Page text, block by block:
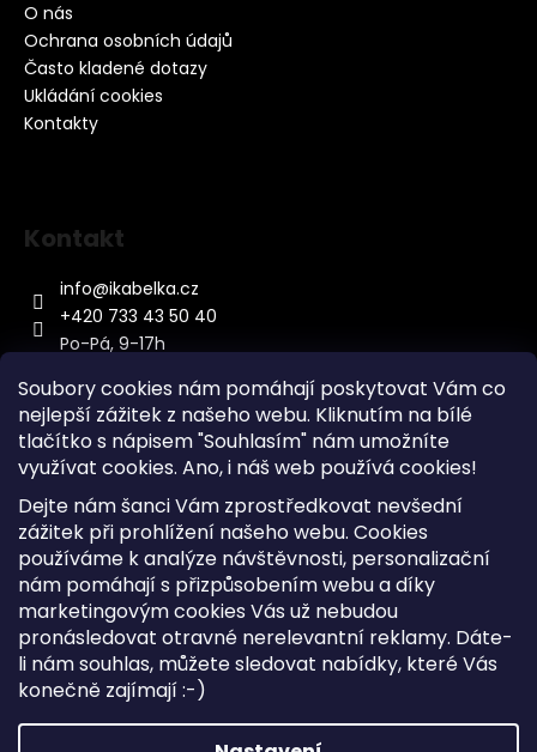
Soubory cookies nám pomáhají poskytovat Vám co
nejlepší zážitek z našeho webu. Kliknutím na bílé
tlačítko s nápisem "Souhlasím" nám umožníte
využívat cookies. Ano, i náš web používá cookies!
Dejte nám šanci Vám zprostředkovat nevšední
zážitek při prohlížení našeho webu. Cookies
používáme k analýze návštěvnosti, personalizační
nám pomáhají s přizpůsobením webu a díky
marketingovým cookies Vás už nebudou
pronásledovat otravné nerelevantní reklamy. Dáte-
li nám souhlas, můžete sledovat nabídky, které Vás
konečně zajímají :-)
O nás
Ochrana osobních údajů
Často kladené dotazy
Ukládání cookies
Kontakty
Kontakt
info@ikabelka.cz
+420 733 43 50 40
Po-Pá, 9-17h
Kontakt
Sitemap
Doprava a Platba
Reklamace Zboží
Obchodní podmínky
iKabelka.cz. Všechna práva vyhrazena.